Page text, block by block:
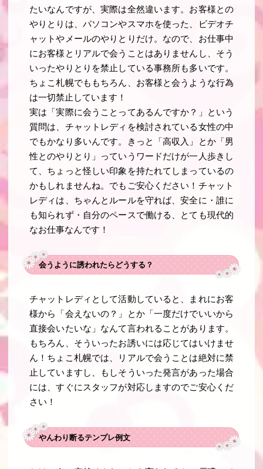
たいなんですが、実際は全然違います。お客様との
やりとりは、パソコンやスマホを使った、ビデオチ
ャットやメールのやりとりだけ。なので、お仕事中
にお客様とリアルで会うことはありませんし、そう
いったやりとりを禁止している事務所も多いです。
ちょこ札幌でももちろん、お客様と会うような行為
は一切禁止しています！
実は「実際に会うことってあるんですか？」という
質問は、チャットレディを検討されている女性の中
でもかなり多いんです。きっと「高収入」とか「男
性とのやりとり」っていうワードだけが一人歩きし
て、ちょっと怪しい印象を持たれてしまっているの
かもしれませんね。でもご安心ください！チャット
レディは、ちゃんとルールを守れば、安全に・誰に
も知られず・自分のペースで働ける、とても現代的
なお仕事なんです！
会うように誘われたらどうする？
チャットレディとして活動していると、まれにお客
様から「会えないの？」とか「一度だけでいいから
直接会いたいな」なんて言われることがあります。
もちろん、そういったお誘いには応じてはいけませ
ん！ちょこ札幌では、リアルで会うことは絶対に禁
止していますし、もしそういった発言があった場合
には、すぐにスタッフが対応しますのでご安心くだ
さい！
やんわり断るテンプレ例文